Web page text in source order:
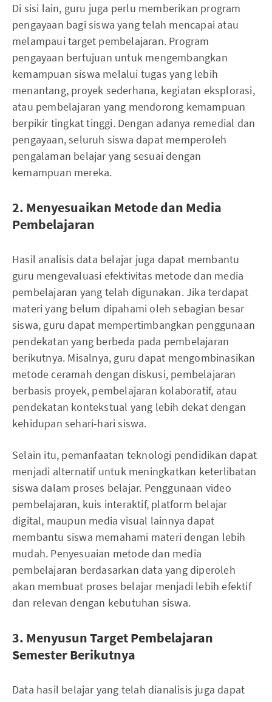
Di sisi lain, guru juga perlu memberikan program
pengayaan bagi siswa yang telah mencapai atau
melampaui target pembelajaran. Program
pengayaan bertujuan untuk mengembangkan
kemampuan siswa melalui tugas yang lebih
menantang, proyek sederhana, kegiatan eksplorasi,
atau pembelajaran yang mendorong kemampuan
berpikir tingkat tinggi. Dengan adanya remedial dan
pengayaan, seluruh siswa dapat memperoleh
pengalaman belajar yang sesuai dengan
kemampuan mereka.
2. Menyesuaikan Metode dan Media
Pembelajaran
Hasil analisis data belajar juga dapat membantu
guru mengevaluasi efektivitas metode dan media
pembelajaran yang telah digunakan. Jika terdapat
materi yang belum dipahami oleh sebagian besar
siswa, guru dapat mempertimbangkan penggunaan
pendekatan yang berbeda pada pembelajaran
berikutnya. Misalnya, guru dapat mengombinasikan
metode ceramah dengan diskusi, pembelajaran
berbasis proyek, pembelajaran kolaboratif, atau
pendekatan kontekstual yang lebih dekat dengan
kehidupan sehari-hari siswa.
Selain itu, pemanfaatan teknologi pendidikan dapat
menjadi alternatif untuk meningkatkan keterlibatan
siswa dalam proses belajar. Penggunaan video
pembelajaran, kuis interaktif, platform belajar
digital, maupun media visual lainnya dapat
membantu siswa memahami materi dengan lebih
mudah. Penyesuaian metode dan media
pembelajaran berdasarkan data yang diperoleh
akan membuat proses belajar menjadi lebih efektif
dan relevan dengan kebutuhan siswa.
3. Menyusun Target Pembelajaran
Semester Berikutnya
Data hasil belajar yang telah dianalisis juga dapat